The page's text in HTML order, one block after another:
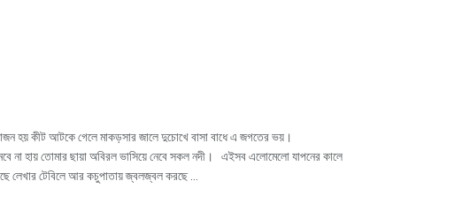
হয় কীট আটকে গেলে মাকড়সার জালে দুচোখে বাসা বাধে এ জগতের ভয়।
না হায় তোমার ছায়া অবিরল ভাসিয়ে নেবে সকল নদী। এইসব এলোমেলো যাপনের কালে
লেখার টেবিলে আর কচুপাতায় জ্বলজ্বল করছে ...